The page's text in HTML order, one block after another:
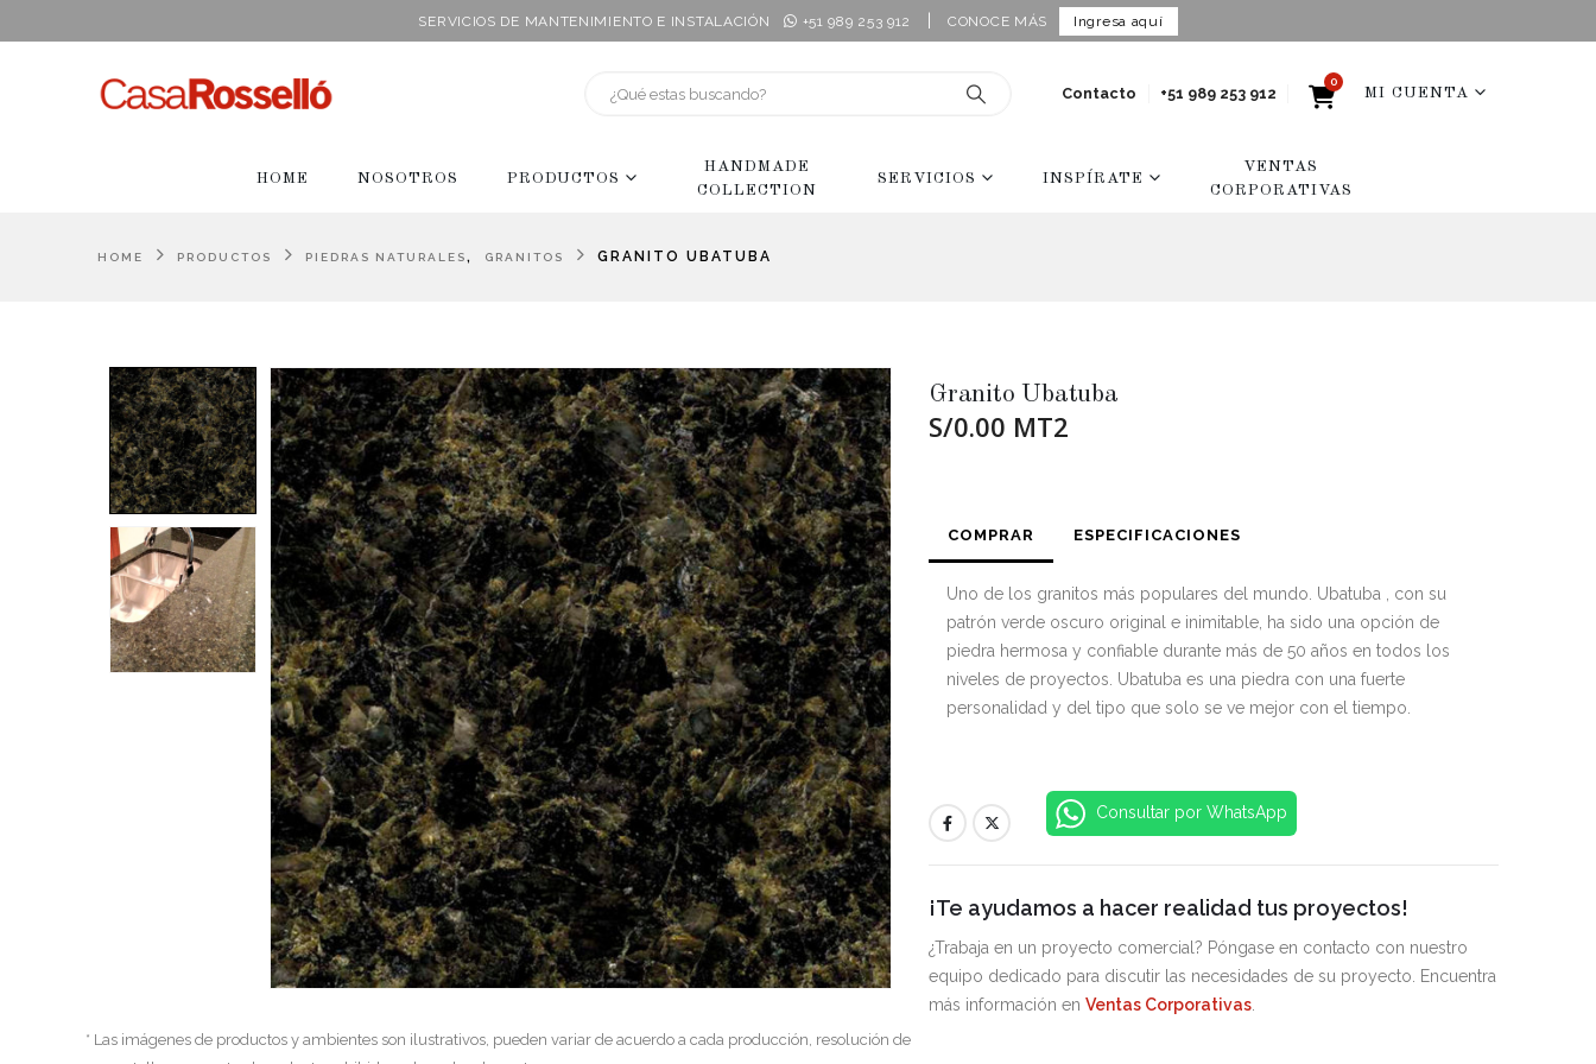
SERVICIOS DE MANTENIMIENTO E INSTALACIÓN +51 989 253 912 CONOCE MÁS Ingresa aquí
Contacto +51 989 253 912
0
MI CUENTA
HOME NOSOTROS PRODUCTOS
HANDMADE
COLLECTION
SERVICIOS INSPÍRATE
VENTAS
CORPORATIVAS
HOME PRODUCTOS PIEDRAS NATURALES, GRANITOS GRANITO UBATUBA
* Las imágenes de productos y ambientes son ilustrativos, pueden variar de acuerdo a cada producción, resolución de
Granito Ubatuba
S/0.00 MT2
COMPRAR ESPECIFICACIONES
Uno de los granitos más populares del mundo. Ubatuba , con su
patrón verde oscuro original e inimitable, ha sido una opción de
piedra hermosa y confiable durante más de 50 años en todos los
niveles de proyectos. Ubatuba es una piedra con una fuerte
personalidad y del tipo que solo se ve mejor con el tiempo.
Consultar por WhatsApp
¡Te ayudamos a hacer realidad tus proyectos!
¿Trabaja en un proyecto comercial? Póngase en contacto con nuestro
equipo dedicado para discutir las necesidades de su proyecto. Encuentra
más información en Ventas Corporativas.